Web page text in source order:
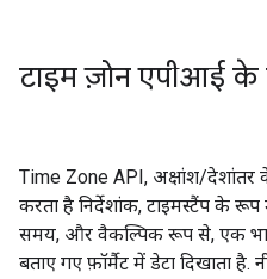
टाइम ज़ोन एपीआई के
Time Zone API, अक्षांश/देशांतर
करता है निर्देशांक, टाइमस्टैंप के
समय, और वैकल्पिक रूप से, एक
बताए गए फ़ॉर्मैट में डेटा दिखाता